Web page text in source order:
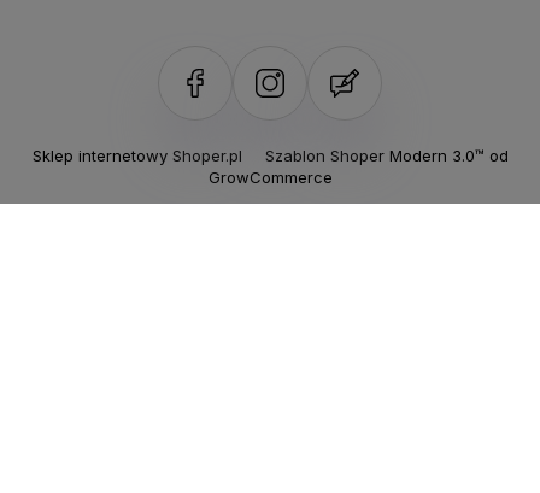
Sklep internetowy Shoper.pl Szablon Shoper Modern 3.0™ od
GrowCommerce